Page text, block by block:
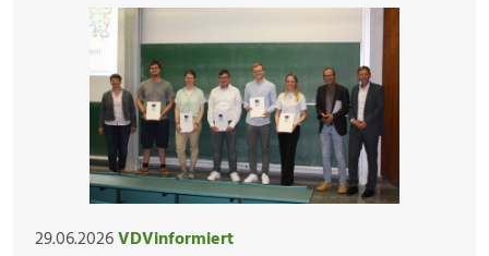
29.06.2026VDVinformiert